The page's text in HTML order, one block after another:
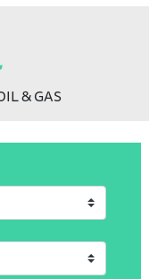
& GAS